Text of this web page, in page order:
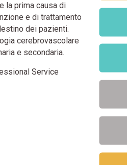
la prima causa di
e di trattamento
dei pazienti.
cerebrovascolare
e secondaria.
Service